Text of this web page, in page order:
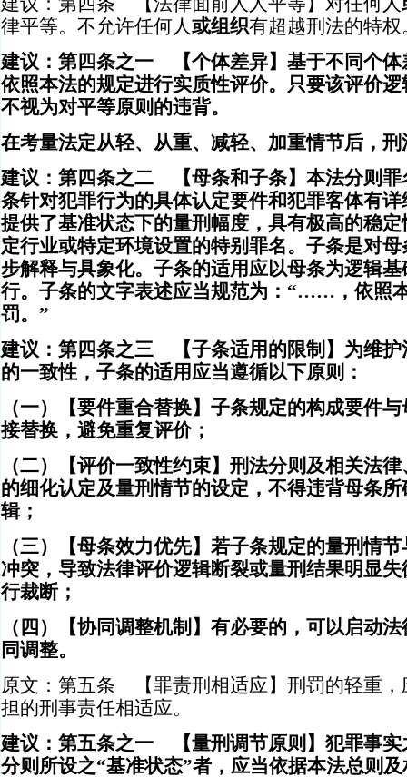
律平等。不允许任何人或组织有超越刑法的特权
建议：第四条之一 【个体差异】基于不同个体
依照本法的规定进行实质性评价。只要该评价
不视为对平等原则的违背。
在考量法定从轻、从重、减轻、加重情节后，
建议：第四条之二 【母条和子条】本法分则罪
条针对犯罪行为的具体认定要件和犯罪客体有
提供了基准状态下的量刑幅度，具有极高的稳
定行业或特定环境设置的特别罪名。子条是对
步解释与具象化。子条的适用应以母条为逻辑
行。子条的文字表述应当规范为：“……，依照
罚。”
建议：第四条之三 【子条适用的限制】为维护
的一致性，子条的适用应当遵循以下原则：
（一）【要件重合替换】子条规定的构成要件
接替换，避免重复评价；
（二）【评价一致性约束】刑法分则及相关法
的细化认定及量刑情节的设定，不得违背母条
辑；
（三）【母条效力优先】若子条规定的量刑情
冲突，导致法律评价逻辑断裂或量刑结果明显
行裁断；
（四）【协同调整机制】有必要的，可以启动
同调整。
原文：第五条 【罪责刑相适应】刑罚的轻重，
担的刑事责任相适应。
建议：第五条之一 【量刑调节原则】犯罪事实
分则所设之“基准状态”者，应当依据本法总则